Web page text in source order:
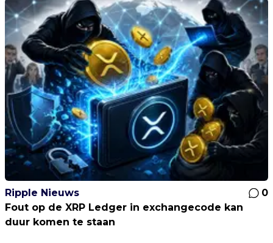
Ripple Nieuws
0
Fout op de XRP Ledger in exchangecode kan
duur komen te staan